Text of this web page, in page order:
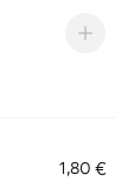
1,80 €